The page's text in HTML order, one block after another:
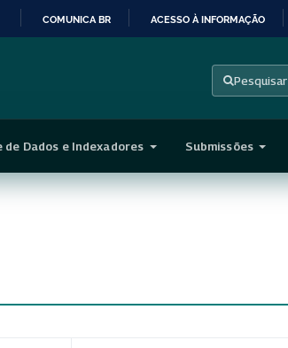
CONTEÚDO
COMUNICA BR ACESSO À INFORMAÇÃO
Pesquisar
de Dados e Indexadores Submissões